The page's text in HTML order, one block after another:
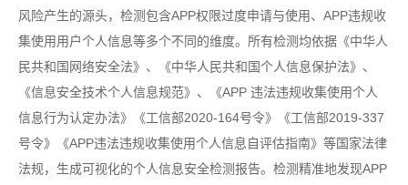
风险产生的源头，检测包含APP权限过度申请与使用、APP违规收
集使用用户个人信息等多个不同的维度。所有检测均依据《中华人
民共和国网络安全法》、《中华人民共和国个人信息保护法》、
《信息安全技术个人信息规范》、《APP 违法违规收集使用个人
信息行为认定办法》《工信部2020-164号令》《工信部2019-337
号令》《APP违法违规收集使用个人信息自评估指南》等国家法律
法规，生成可视化的个人信息安全检测报告。检测精准地发现APP